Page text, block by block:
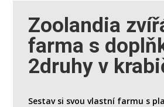
Zoolandia
farma s
2druhy v
Sestav si svou vlastní farmu s